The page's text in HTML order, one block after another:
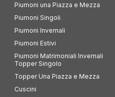
Piumoni una Piazza e Mezza
Piumoni Singoli
Piumoni Invernali
Piumoni Estivi
Piumoni Matrimoniali Invernali
Topper Singolo
Topper Una Piazza e Mezza
Cuscini